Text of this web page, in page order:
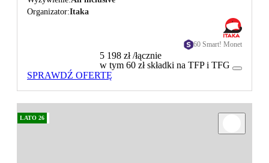
Organizator Itaka
60 Smart! Monet
5 198 zł/łącznie
w tym 60 zł składki na TFP i TFG
SPRAWDŹ OFERTĘ
LATO 26